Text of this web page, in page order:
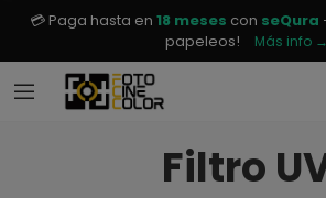
💳 Paga hasta en 18 meses con seQura
papeleos!
Más info →
Filtro